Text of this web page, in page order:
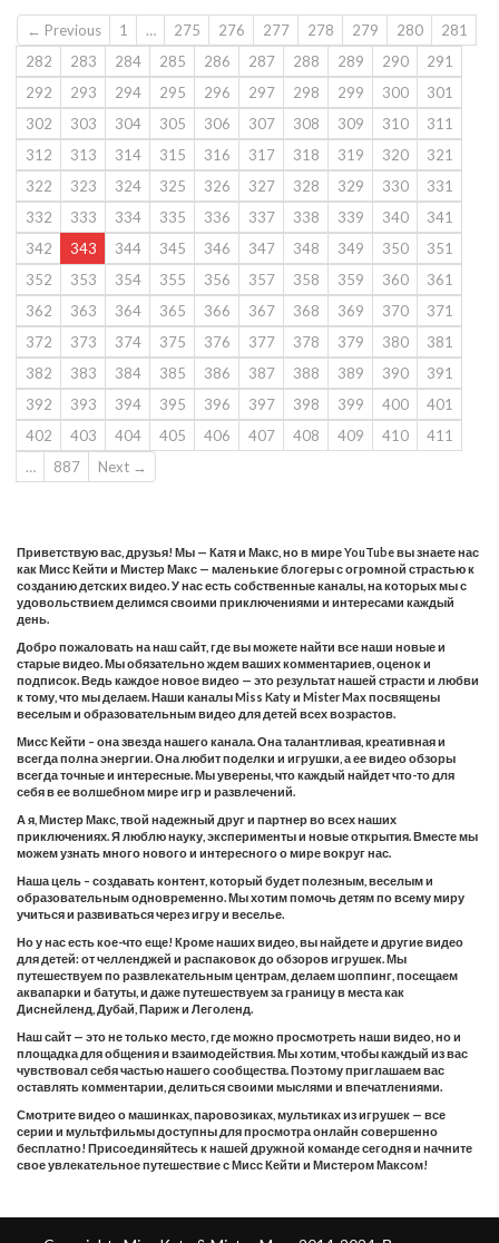
← Previous 1 … 275 276 277 278 279 280
281
282
283 284 285 286 287 288 289 290
291
292
293 294 295 296 297 298 299 300
301
302
303 304 305 306 307 308 309 310
311
312
313 314 315 316 317 318 319 320
321
322
323 324 325 326 327 328 329 330
331
332
333 334 335 336 337 338 339 340
341
342
343 344 345 346 347 348 349 350
351
352
353 354 355 356 357 358 359 360
361
362
363 364 365 366 367 368 369 370
371
372
373 374 375 376 377 378 379 380
381
382
383 384 385 386 387 388 389 390
391
392
393 394 395 396 397 398 399 400
401
402
403 404 405 406 407 408 409 410
411
…
887 Next →
Приветствую вас, друзья! Мы — Катя и Макс, но в мире YouTube вы знаете нас
как Мисс Кейти и Мистер Макс — маленькие блогеры с огромной страстью к
созданию детских видео. У нас есть собственные каналы, на которых мы с
удовольствием делимся своими приключениями и интересами каждый
день.
Добро пожаловать на наш сайт, где вы можете найти все наши новые и
старые видео. Мы обязательно ждем ваших комментариев, оценок и
подписок. Ведь каждое новое видео — это результат нашей страсти и любви
к тому, что мы делаем. Наши каналы Miss Katy и Mister Max посвящены
веселым и образовательным видео для детей всех возрастов.
Мисс Кейти – она звезда нашего канала. Она талантливая, креативная и
всегда полна энергии. Она любит поделки и игрушки, а ее видео обзоры
всегда точные и интересные. Мы уверены, что каждый найдет что-то для
себя в ее волшебном мире игр и развлечений.
А я, Мистер Макс, твой надежный друг и партнер во всех наших
приключениях. Я люблю науку, эксперименты и новые открытия. Вместе мы
можем узнать много нового и интересного о мире вокруг нас.
Наша цель – создавать контент, который будет полезным, веселым и
образовательным одновременно. Мы хотим помочь детям по всему миру
учиться и развиваться через игру и веселье.
Но у нас есть кое-что еще! Кроме наших видео, вы найдете и другие видео
для детей: от челленджей и распаковок до обзоров игрушек. Мы
путешествуем по развлекательным центрам, делаем шоппинг, посещаем
аквапарки и батуты, и даже путешествуем за границу в места как
Диснейленд, Дубай, Париж и Леголенд.
Наш сайт — это не только место, где можно просмотреть наши видео, но и
площадка для общения и взаимодействия. Мы хотим, чтобы каждый из вас
чувствовал себя частью нашего сообщества. Поэтому приглашаем вас
оставлять комментарии, делиться своими мыслями и впечатлениями.
Смотрите видео о машинках, паровозиках, мультиках из игрушек — все
серии и мультфильмы доступны для просмотра онлайн совершенно
бесплатно! Присоединяйтесь к нашей дружной команде сегодня и начните
свое увлекательное путешествие с Мисс Кейти и Мистером Максом!